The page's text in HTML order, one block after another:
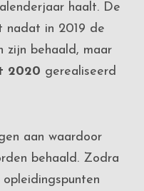
haalt. De
nadat in 2019 de
zijn behaald, maar
2020 gerealiseerd
aan waardoor
behaald. Zodra